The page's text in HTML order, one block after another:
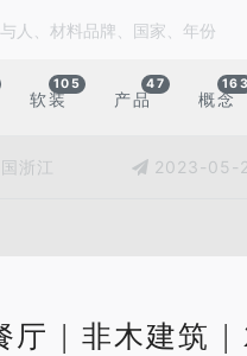
软装
105
产品
47
概念
163
浙江 2023-05-
厅 | 非木建筑